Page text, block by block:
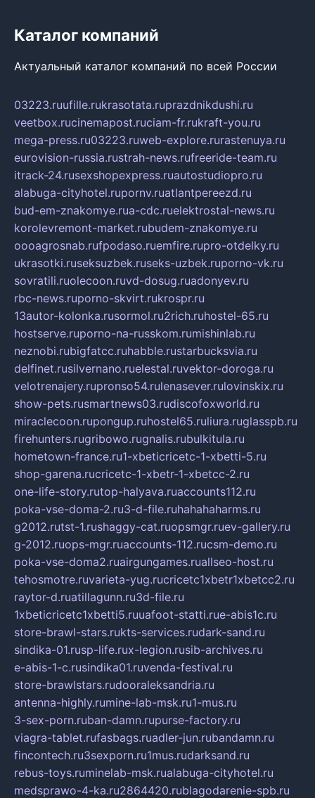
Каталог компаний
Актуальный каталог компаний по всей России
03223.ruufille.rukrasotata.ruprazdnikdushi.ru
veetbox.rucinemapost.ruciam-fr.rukraft-you.ru
mega-press.ru03223.ruweb-explore.rurastenuya.ru
eurovision-russia.rustrah-news.rufreeride-team.ru
itrack-24.rusexshopexpress.ruautostudiopro.ru
alabuga-cityhotel.rupornv.ruatlantpereezd.ru
bud-em-znakomye.rua-cdc.ruelektrostal-news.ru
korolevremont-market.rubudem-znakomye.ru
oooagrosnab.rufpodaso.ruemfire.rupro-otdelky.ru
ukrasotki.ruseksuzbek.ruseks-uzbek.ruporno-vk.ru
sovratili.ruolecoon.ruvd-dosug.ruadonyev.ru
rbc-news.ruporno-skvirt.rukrospr.ru
13autor-kolonka.rusormol.ru2rich.ruhostel-65.ru
hostserve.ruporno-na-russkom.rumishinlab.ru
neznobi.rubigfatcc.ruhabble.rustarbucksvia.ru
delfinet.rusilvernano.ruelestal.ruvektor-doroga.ru
velotrenajery.rupronso54.rulenasever.rulovinskix.ru
show-pets.rusmartnews03.rudiscofoxworld.ru
miraclecoon.rupongup.ruhostel65.ruliura.ruglasspb.ru
firehunters.rugribowo.rugnalis.rubulkitula.ru
hometown-france.ru1-xbeticricetc-1-xbetti-5.ru
shop-garena.rucricetc-1-xbetr-1-xbetcc-2.ru
one-life-story.rutop-halyava.ruaccounts112.ru
poka-vse-doma-2.ru3-d-file.ruhahahaharms.ru
g2012.rutst-1.rushaggy-cat.ruopsmgr.ruev-gallery.ru
g-2012.ruops-mgr.ruaccounts-112.rucsm-demo.ru
poka-vse-doma2.ruairgungames.ruallseo-host.ru
tehosmotre.ruvarieta-yug.rucricetc1xbetr1xbetcc2.ru
raytor-d.ruatillagunn.ru3d-file.ru
1xbeticricetc1xbetti5.ruuafoot-statti.rue-abis1c.ru
store-brawl-stars.rukts-services.rudark-sand.ru
sindika-01.rusp-life.rux-legion.rusib-archives.ru
e-abis-1-c.rusindika01.ruvenda-festival.ru
store-brawlstars.rudooraleksandria.ru
antenna-highly.rumine-lab-msk.ru1-mus.ru
3-sex-porn.ruban-damn.rupurse-factory.ru
viagra-tablet.rufasbags.ruadler-jun.rubandamn.ru
fincontech.ru3sexporn.ru1mus.rudarksand.ru
rebus-toys.ruminelab-msk.rualabuga-cityhotel.ru
medsprawo-4-ka.ru2864420.rublagodarenie-spb.ru